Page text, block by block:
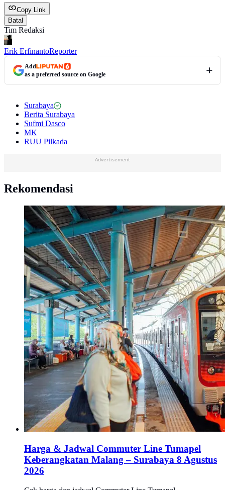
Copy Link
Batal
Tim Redaksi
Erik ErfinantoReporter
Add
as a preferred source on Google
Surabaya
Berita Surabaya
Sufmi Dasco
MK
RUU Pilkada
Advertisement
Rekomendasi
Harga & Jadwal Commuter Line Tumapel
Keberangkatan Malang – Surabaya 8 Agustus
2026